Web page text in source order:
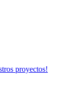
proyectos!